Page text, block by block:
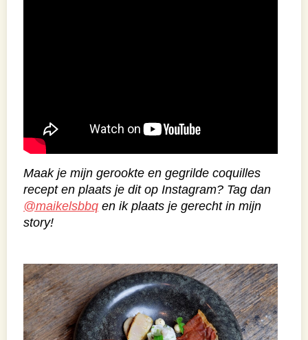
Maak je mijn gerookte en gegrilde coquilles
recept en plaats je dit op Instagram? Tag dan
@maikelsbbq en ik plaats je gerecht in mijn
story!